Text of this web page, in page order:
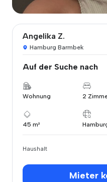
Angelika Z.
Hamburg Barmbek
Auf der Suche nach
Wohnung 2
45 m²
Haushalt
Mieter